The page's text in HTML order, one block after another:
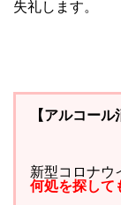
失礼します。
【アルコー
新型コロナウ
何処を探して